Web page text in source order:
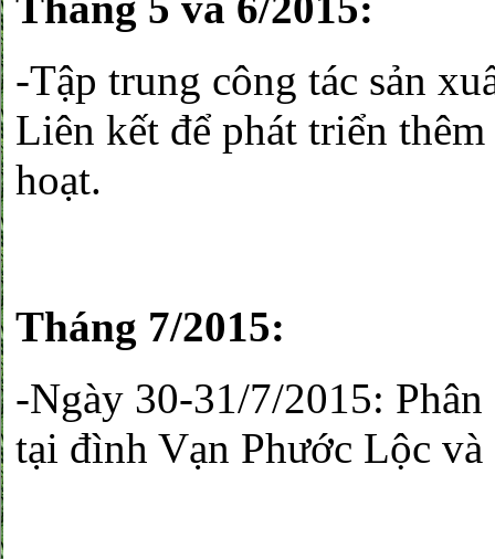
-Tập trung công tác sản
Liên kết để phát triển
hoạt.
Tháng 7/2015:
-Ngày 30-31/7/2015:
tại đình Vạn Phước Lộc và